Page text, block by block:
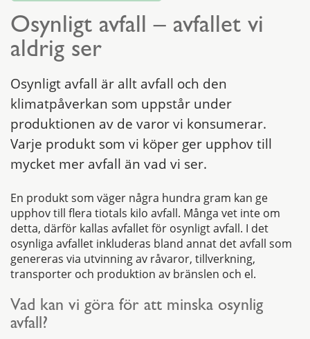
Osynligt avfall – avfallet vi
aldrig ser
Osynligt avfall är allt avfall och den
klimatpåverkan som uppstår under
produktionen av de varor vi konsumerar.
Varje produkt som vi köper ger upphov till
mycket mer avfall än vad vi ser.
En produkt som väger några hundra gram kan ge
upphov till flera tiotals kilo avfall. Många vet inte om
detta, därför kallas avfallet för osynligt avfall. I det
osynliga avfallet inkluderas bland annat det avfall som
genereras via utvinning av råvaror, tillverkning,
transporter och produktion av bränslen och el.
Vad kan vi göra för att minska osynlig
avfall?